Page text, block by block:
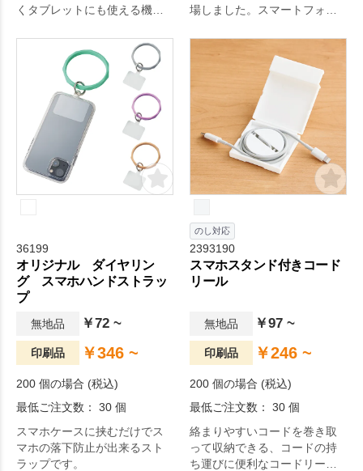
くタブレットにも使える機能
場しました。スマートフォン
能です。
36199
オリジナル ダイヤリン
グ スマホハンドストラッ
プ
無地品 ￥72 ~
印刷品 ￥346 ~
200 個の場合 (税込)
最低ご注文数： 30 個
スマホケースに挟むだけでス
マホの落下防止が出来るスト
ラップです。
のし対応
2393190
スマホスタンド付きコード
リール
無地品 ￥97 ~
印刷品 ￥246 ~
200 個の場合 (税込)
最低ご注文数： 30 個
絡まりやすいコードを巻き取
って収納できる、コードの持
ち運びに便利なコードリール